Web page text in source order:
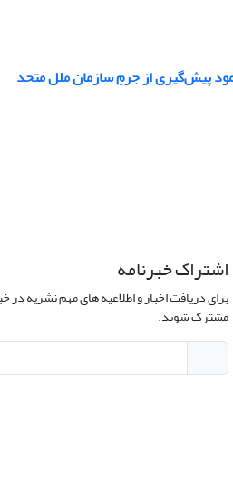
پیش‌گیری از جرمِ سازمان ملل متحد
اشتراک خبرنامه
برای دریافت اخبار و اطلاعیه های مهم نشریه در
مشترک شوید.